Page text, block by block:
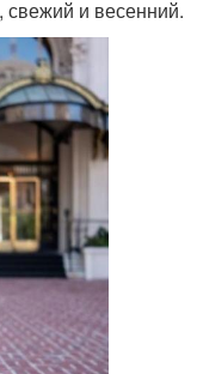
и весенний.